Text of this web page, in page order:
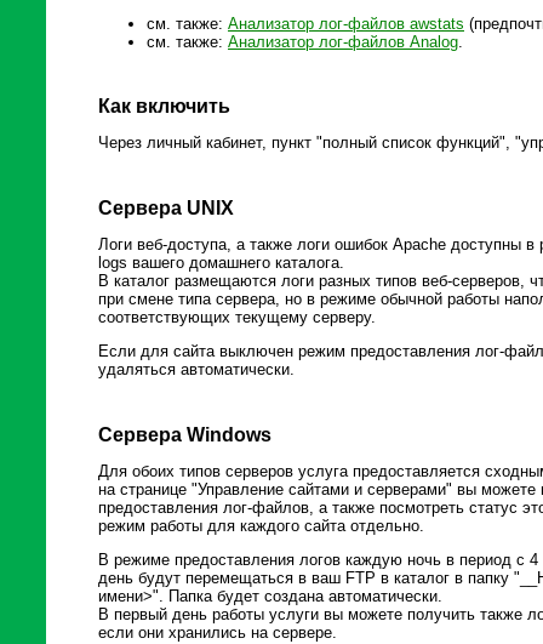
см. также: Анализатор лог-файлов awstats
см. также: Анализатор лог-файлов Analog
Как включить
Через личный кабинет, пункт "полный список функций",
Сервера UNIX
Логи веб-доступа, а также логи ошибок Apache доступны
logs вашего домашнего каталога.
В каталог размещаются логи разных типов веб-серверов,
при смене типа сервера, но в режиме обычной работы
соответствующих текущему серверу.
Если для сайта выключен режим предоставления лог-
удаляться автоматически.
Сервера Windows
Для обоих типов серверов услуга предоставляется
на странице "Управление сайтами и серверами" вы
предоставления лог-файлов, а также посмотреть статус
режим работы для каждого сайта отдельно.
В режиме предоставления логов каждую ночь в период с
день будут перемещаться в ваш FTP в каталог в папку
имени>". Папка будет создана автоматически.
В первый день работы услуги вы можете получить также
если они хранились на сервере.